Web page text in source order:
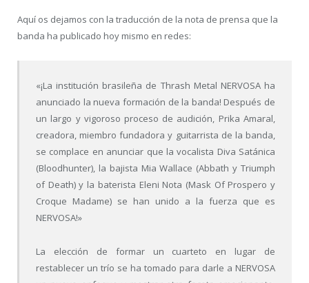
Aquí os dejamos con la traducción de la nota de prensa que la
banda ha publicado hoy mismo en redes:
«¡La institución brasileña de Thrash Metal NERVOSA ha
anunciado la nueva formación de la banda! Después de
un largo y vigoroso proceso de audición, Prika Amaral,
creadora, miembro fundadora y guitarrista de la banda,
se complace en anunciar que la vocalista Diva Satánica
(Bloodhunter), la bajista Mia Wallace (Abbath y Triumph
of Death) y la baterista Eleni Nota (Mask Of Prospero y
Croque Madame) se han unido a la fuerza que es
NERVOSA!»
La elección de formar un cuarteto en lugar de
restablecer un trío se ha tomado para darle a NERVOSA